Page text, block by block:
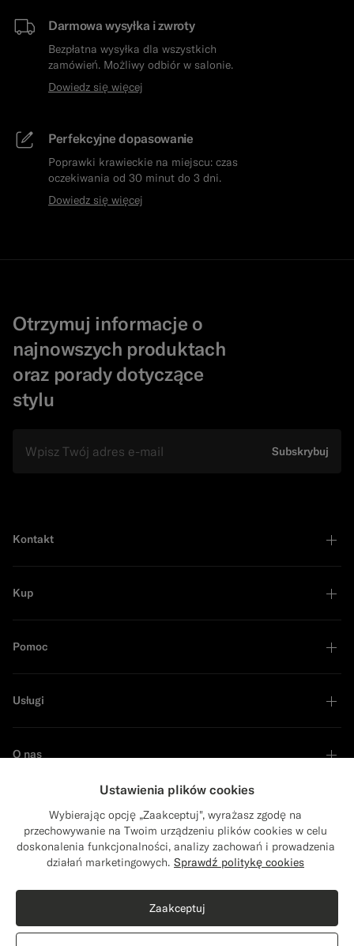
Darmowa wysyłka i zwroty
Bezpłatna wysyłka dla wszystkich
zamówień. Możliwy odbiór w salonie.
Dowiedz się więcej
Perfekcyjne dopasowanie
Poprawki krawieckie na miejscu: czas
oczekiwania od 30 minut do 3 dni.
Dowiedz się więcej
Otrzymuj informacje o
najnowszych produktach
oraz porady dotyczące
stylu
Subskrybuj
Kontakt
Kup
Pomoc
Usługi
O nas
Lider zrównoważonego rozwoju
Close
Wysyłka do: Stany Zjednoczone?
do odpowiednich produktów i treści
Stany Zjednoczone(USD)
Ustawienia plików cookies
Wybierając opcję „Zaakceptuj", wyrażasz zgodę na
przechowywanie na Twoim urządzeniu plików cookies w celu
doskonalenia funkcjonalności, analizy zachowań i prowadzenia
działań marketingowych. Sprawdź politykę cookies
Zaakceptuj